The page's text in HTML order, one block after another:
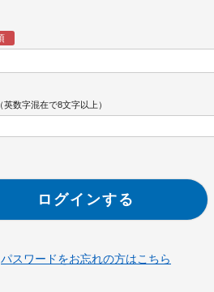
ログインする
パスワードをお忘れの方はこちら